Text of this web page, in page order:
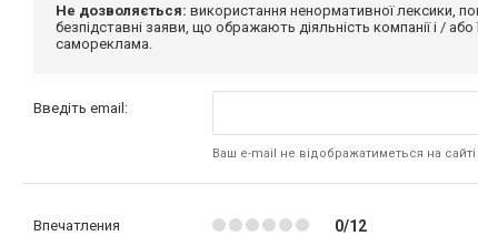
Не дозволяється: використання ненормативної лексики,
безпідставні заяви, що ображають діяльність компанії і /
самореклама.
Введіть email:
Ваш e-mail не відображатиметься на сайті
Впечатления 0/12